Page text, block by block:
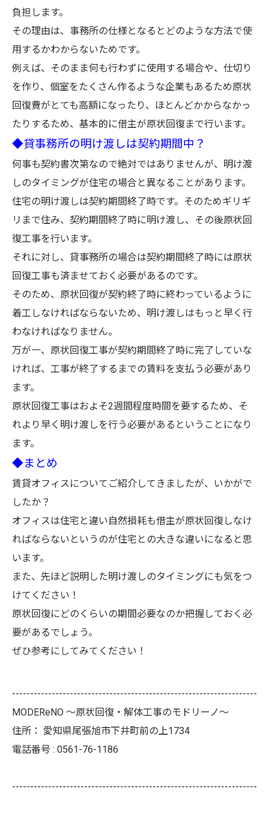
負担します。
その理由は、事務所の仕様となるとどのような方法で使
用するかわからないためです。
例えば、そのまま何も行わずに使用する場合や、仕切り
を作り、個室をたくさん作るような企業もあるため原状
回復費がとても高額になったり、ほとんどかからなかっ
たりするため、基本的に借主が原状回復まで行います。
◆貸事務所の明け渡しは契約期間中？
何事も契約書次第なので絶対ではありませんが、明け渡
しのタイミングが住宅の場合と異なることがあります。
住宅の明け渡しは契約期間終了時です。そのためギリギ
リまで住み、契約期間終了時に明け渡し、その後原状回
復工事を行います。
それに対し、貸事務所の場合は契約期間終了時には原状
回復工事も済ませておく必要があるのです。
そのため、原状回復が契約終了時に終わっているように
着工しなければならないため、明け渡しはもっと早く行
わなければなりません。
万が一、原状回復工事が契約期間終了時に完了していな
ければ、工事が終了するまでの賃料を支払う必要があり
ます。
原状回復工事はおよそ2週間程度時間を要するため、そ
れより早く明け渡しを行う必要があるということになり
ます。
◆まとめ
賃貸オフィスについてご紹介してきましたが、いかがで
したか？
オフィスは住宅と違い自然損耗も借主が原状回復しなけ
ればならないというのが住宅との大きな違いになると思
います。
また、先ほど説明した明け渡しのタイミングにも気をつ
けてください！
原状回復にどのくらいの期間必要なのか把握しておく必
要があるでしょう。
ぜひ参考にしてみてください！
--------------------------------------------------------------------
MODEReNO ～原状回復・解体工事のモドリーノ～
住所： 愛知県尾張旭市下井町前の上1734
電話番号 : 0561-76-1186
--------------------------------------------------------------------